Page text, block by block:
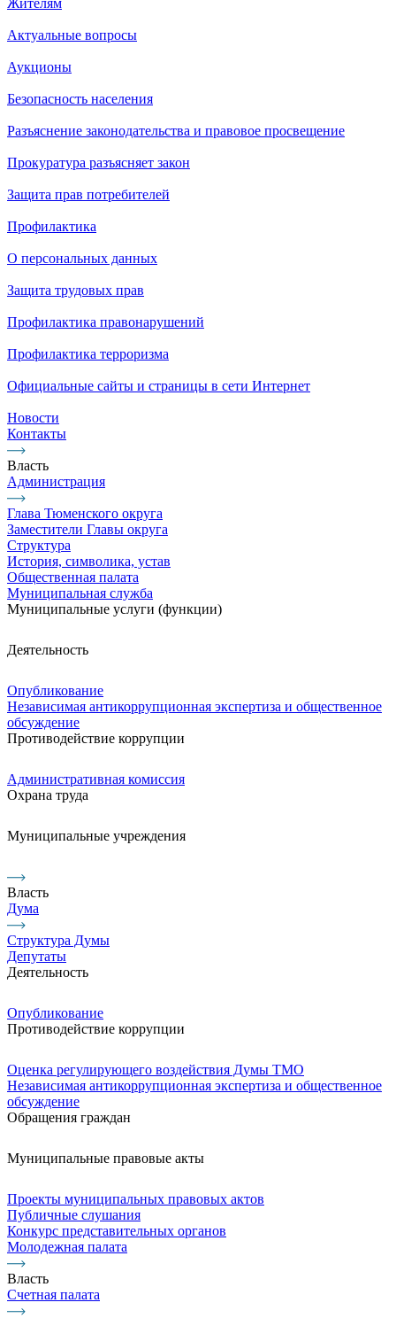
Жителям
Актуальные вопросы
Аукционы
Безопасность населения
Разъяснение законодательства и правовое просвещение
Прокуратура разъясняет закон
Защита прав потребителей
Профилактика
О персональных данных
Защита трудовых прав
Профилактика правонарушений
Профилактика терроризма
Официальные сайты и страницы в сети Интернет
Новости
Контакты
Власть
Администрация
Глава Тюменского округа
Заместители Главы округа
Структура
История, символика, устав
Общественная палата
Муниципальная служба
Муниципальные услуги (функции)
Деятельность
Опубликование
Независимая антикоррупционная экспертиза и общественное
обсуждение
Противодействие коррупции
Административная комиссия
Охрана труда
Муниципальные учреждения
Власть
Дума
Структура Думы
Депутаты
Деятельность
Опубликование
Противодействие коррупции
Оценка регулирующего воздействия Думы ТМО
Независимая антикоррупционная экспертиза и общественное
обсуждение
Обращения граждан
Муниципальные правовые акты
Проекты муниципальных правовых актов
Публичные слушания
Конкурс представительных органов
Молодежная палата
Власть
Счетная палата